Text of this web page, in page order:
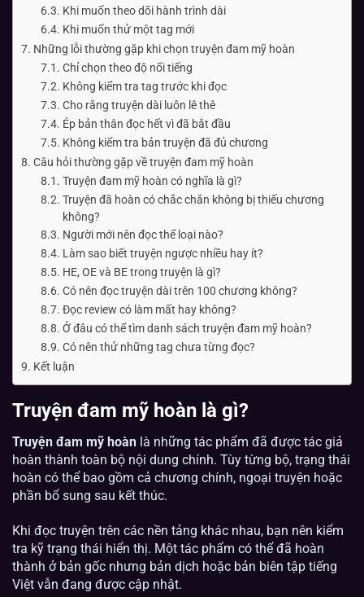
Khi muốn theo dõi hành trình dài
Khi muốn thử một tag mới
Những lỗi thường gặp khi chọn truyện đam mỹ hoàn
Chỉ chọn theo độ nổi tiếng
Không kiểm tra tag trước khi đọc
Cho rằng truyện dài luôn lê thê
Ép bản thân đọc hết vì đã bắt đầu
Không kiểm tra bản truyện đã đủ chương
Câu hỏi thường gặp về truyện đam mỹ hoàn
Truyện đam mỹ hoàn có nghĩa là gì?
Truyện đã hoàn có chắc chắn không bị thiếu chương
không?
Người mới nên đọc thể loại nào?
Làm sao biết truyện ngược nhiều hay ít?
HE, OE và BE trong truyện là gì?
Có nên đọc truyện dài trên 100 chương không?
Đọc review có làm mất hay không?
Ở đâu có thể tìm danh sách truyện đam mỹ hoàn?
Có nên thử những tag chưa từng đọc?
Kết luận
Truyện đam mỹ hoàn là gì?
Truyện đam mỹ hoàn là những tác phẩm đã được tác giả
hoàn thành toàn bộ nội dung chính. Tùy từng bộ, trạng thái
hoàn có thể bao gồm cả chương chính, ngoại truyện hoặc
phần bổ sung sau kết thúc.
Khi đọc truyện trên các nền tảng khác nhau, bạn nên kiểm
tra kỹ trạng thái hiển thị. Một tác phẩm có thể đã hoàn
thành ở bản gốc nhưng bản dịch hoặc bản biên tập tiếng
Việt vẫn đang được cập nhật.